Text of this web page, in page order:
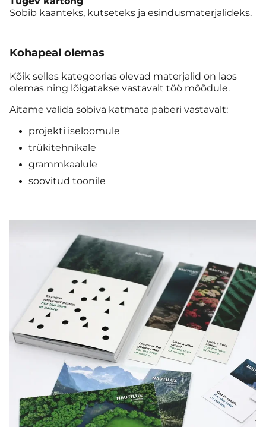
Sobib kaanteks, kutseteks ja esindusmaterjalideks.
Kohapeal olemas
Kõik selles kategoorias olevad materjalid on laos
olemas ning lõigatakse vastavalt töö mõõdule.
Aitame valida sobiva katmata paberi vastavalt:
projekti iseloomule
trükitehnikale
grammkaalule
soovitud toonile